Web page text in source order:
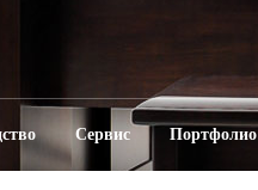
Сервис Портфолио